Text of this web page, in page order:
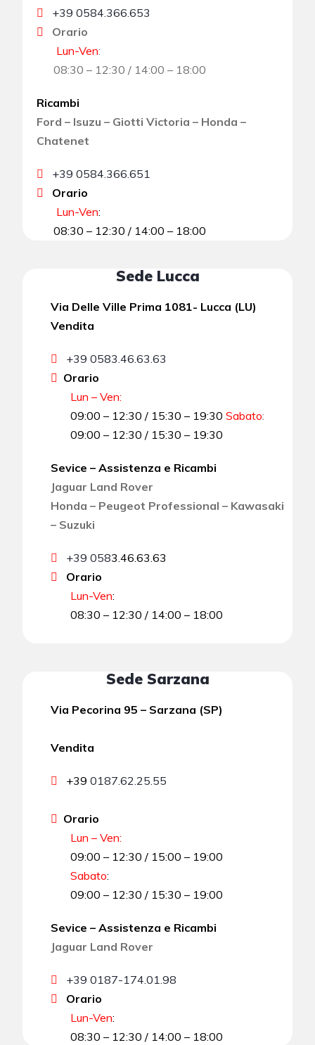
+39 0584.366.653
Orario
Lun-Ven:
08:30 – 12:30 / 14:00 – 18:00
Ricambi
Ford – Isuzu – Giotti Victoria – Honda –
Chatenet
+39 0584.366.651
Orario
Lun-Ven:
08:30 – 12:30 / 14:00 – 18:00
Sede Lucca
Via Delle Ville Prima 1081- Lucca (LU)
Vendita
+39 0583.46.63.63
Orario
Lun – Ven:
09:00 – 12:30 / 15:30 – 19:30 Sabato:
09:00 – 12:30 / 15:30 – 19:30
Sevice – Assistenza e Ricambi
Jaguar Land Rover
Honda – Peugeot Professional – Kawasaki
– Suzuki
+39 0583.46.63.63
Orario
Lun-Ven:
08:30 – 12:30 / 14:00 – 18:00
Sede Sarzana
Via Pecorina 95 – Sarzana (SP)
Vendita
+390187.62.25.55
Orario
Lun – Ven:
09:00 – 12:30 / 15:00 – 19:00
Sabato:
09:00 – 12:30 / 15:30 – 19:00
Sevice – Assistenza e Ricambi
Jaguar Land Rover
+39 0187-174.01.98
Orario
Lun-Ven:
08:30 – 12:30 / 14:00 – 18:00